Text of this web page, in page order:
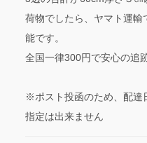
荷物でしたら、ヤマト運輸
能です。
全国一律300円で安心の追
※ポスト投函のため、配達
指定は出来ません